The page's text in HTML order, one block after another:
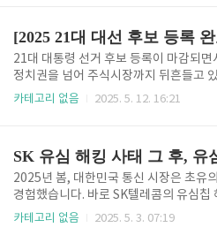
자 입장에서 이 제품의 의미는 단순히 ‘
니다. S25엣지 초저가 구매👉 이번 포
시 S25 엣지의 출시에 따른 삼성전자 주
력을 분석하고, 앞으로의 투자 전략에 참
주요 포인트들을 정리해 보겠습니다.S25
서 ..
21대 대통령 선거 후보 등록이 마감되면
정치권을 넘어 주식시장까지 뒤흔들고
명, 김문수, 이준석 세 후보의 3자 구도 속
준석 – 미래 세대 감성 반영 디지털 테마
보 관련주를 정리해드립니다. 한눈에 정
을 놓치지 마세요! 😉 👉이재명 급등주
명 관련주 – 과거부터 현재까지 강세를
수혜주들이재명 후보는 성남시장과 경기
카테고리 없음 2025. 5. 12. 16:21
2025년 봄, 대한민국 통신 시장은 초유
경험했습니다. 바로 SK텔레콤의 유심칩
요. 해당 사건은 단순한 개인정보 유출을
카테고리 없음 2025. 5. 3. 07:19